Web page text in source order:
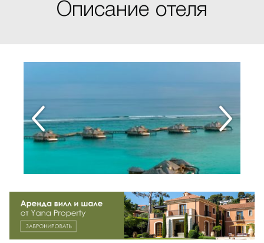
Описание отеля